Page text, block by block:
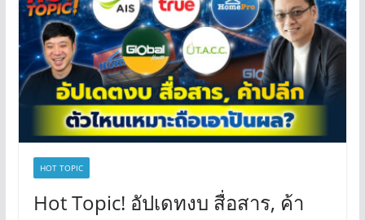
HOT TOPIC
Hot Topic! อัปเดทงบ สื่อสาร, ค้า